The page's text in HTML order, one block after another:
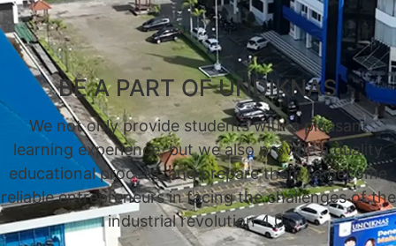
BE A PART OF UNDIKNAS
We not only provide students with a pleasant
learning experience, but we also provide a quality
educational process, and prepare them to become
reliable entrepreneurs in facing the challenges of the
industrial revolution 4.0.